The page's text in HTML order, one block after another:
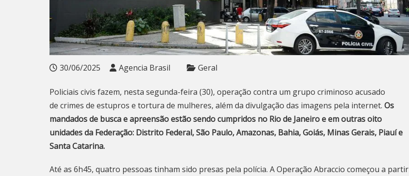
30/06/2025 Agencia Brasil Geral
Policiais civis fazem, nesta segunda-feira (30), operação contra um grupo criminoso acusado
de crimes de estupros e tortura de mulheres, além da divulgação das imagens pela internet. Os
mandados de busca e apreensão estão sendo cumpridos no Rio de Janeiro e em outras oito
unidades da Federação: Distrito Federal, São Paulo, Amazonas, Bahia, Goiás, Minas Gerais, Piauí e
Santa Catarina.
Até as 6h45, quatro pessoas tinham sido presas pela polícia. A Operação Abraccio começou a partir